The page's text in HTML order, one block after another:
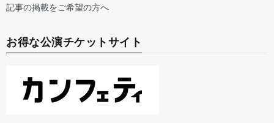
記事の掲載をご希望の方へ
お得な公演チケットサイト